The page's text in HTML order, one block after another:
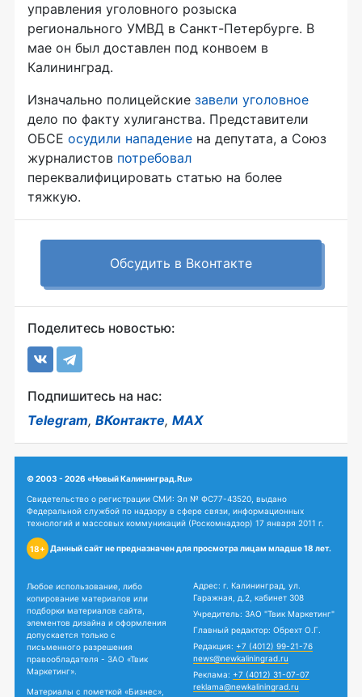
управления уголовного розыска
регионального УМВД в Санкт-Петербурге. В
мае он был доставлен под конвоем в
Калининград.
Изначально полицейские завели уголовное
дело по факту хулиганства. Представители
ОБСЕ осудили нападение на депутата, а Союз
журналистов потребовал
переквалифицировать статью на более
тяжкую.
Обсудить в Вконтакте
Поделитесь новостью:
Подпишитесь на нас:
Telegram, ВКонтакте, MAX
© 2003 - 2026 «Новый Калининград.Ru»
Свидетельство о регистрации СМИ: Эл № ФС77-43520, выдано
Федеральной службой по надзору в сфере связи, информационных
технологий и массовых коммуникаций (Роскомнадзор) 17 января 2011 г.
18+ Данный сайт не предназначен для просмотра лицам младше 18 лет.
Любое использование, либо
копирование материалов или
подборки материалов сайта,
элементов дизайна и оформления
допускается только с
письменного разрешения
правообладателя - ЗАО «Твик
Маркетинг».
Материалы с пометкой «Бизнес»,
Адрес: г. Калининград, ул.
Гаражная, д.2, кабинет 308
Учредитель: ЗАО "Твик Маркетинг"
Главный редактор: Обрехт О.Г.
Редакция: +7 (4012) 99-21-76
news@newkaliningrad.ru
Реклама: +7 (4012) 31-07-07
reklama@newkaliningrad.ru